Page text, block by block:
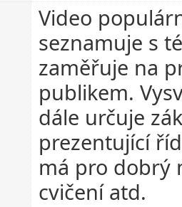
Video
seznamuje s
zaměřuje na
publikem.
dále určuje
prezentující
má pro dobrý
cvičení atd.